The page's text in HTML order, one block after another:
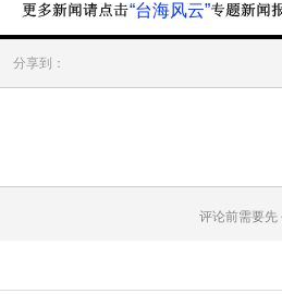
“台海风云”
分享到：
评论前需要先